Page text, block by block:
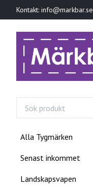
Kontakt: info@markbar.se
Alla Tygmärken
Senast inkommet
Landskapsvapen